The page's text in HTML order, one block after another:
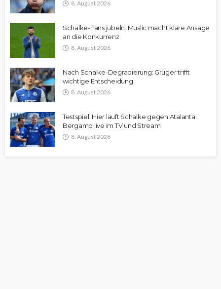
8. August 2026
Schalke-Fans jubeln: Muslic macht klare Ansage
an die Konkurrenz
8. August 2026
Nach Schalke-Degradierung: Grüger trifft
wichtige Entscheidung
8. August 2026
Testspiel: Hier läuft Schalke gegen Atalanta
Bergamo live im TV und Stream
8. August 2026